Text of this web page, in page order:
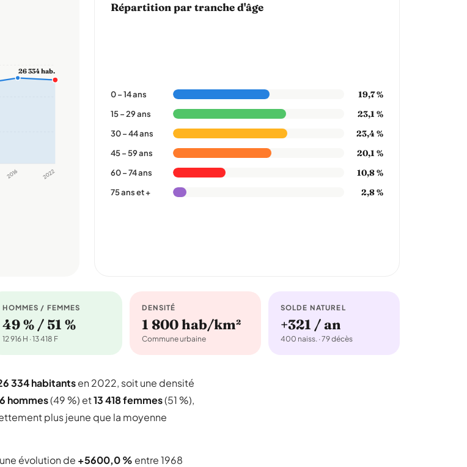
2016 2022
26 334 hab.
Répartition par tranche d'âge
0 – 14 ans 19,7 %
15 – 29 ans 23,1 %
30 – 44 ans 23,4 %
45 – 59 ans 20,1 %
60 – 74 ans 10,8 %
75 ans et + 2,8 %
HOMMES / FEMMES
49 % / 51 %
12 916 H · 13 418 F
DENSITÉ
1 800 hab/km²
Commune urbaine
SOLDE NATUREL
+321 / an
400 naiss. · 79 décès
334 habitantsen 2022, soit une densité
hommes(49 %) et13 418 femmes(51 %),
plus jeune que la moyenne
évolution de +5600,0 % entre 1968